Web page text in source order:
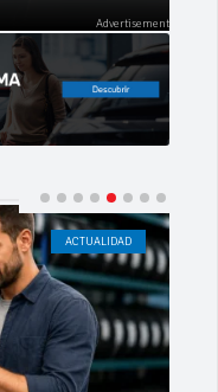
ACTUALIDAD CÁDIZ